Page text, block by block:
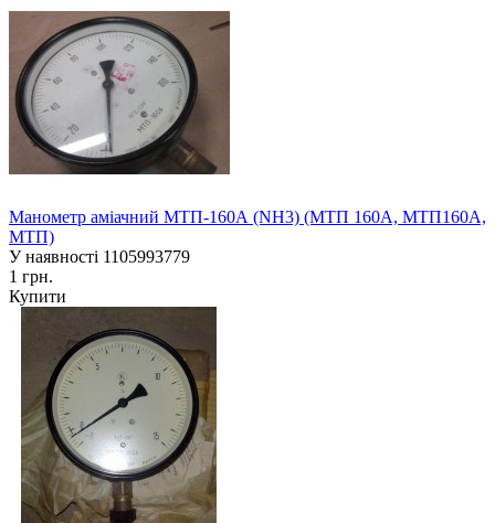
Манометр аміачний МТП-160А (NH3) (МТП 160А, МТП160А,
МТП)
У наявності 1105993779
1 грн.
Купити